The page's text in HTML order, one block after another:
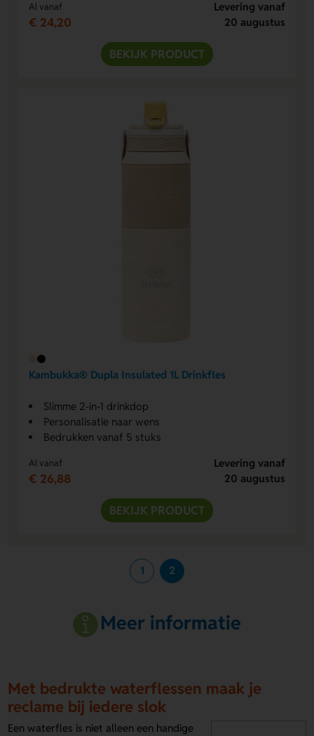
Al vanaf
€ 24,20
Levering vanaf
20 augustus
BEKIJK PRODUCT
Kambukka® Dupla Insulated 1L Drinkfles
Slimme 2-in-1 drinkdop
Personalisatie naar wens
Bedrukken vanaf 5 stuks
Al vanaf
€ 26,88
Levering vanaf
20 augustus
BEKIJK PRODUCT
1 2
Meer informatie
Met bedrukte waterflessen maak je
reclame bij iedere slok
Een waterfles is niet alleen een handige